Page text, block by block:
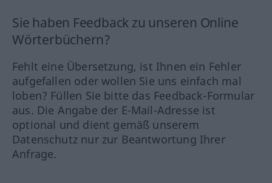
Sie haben Feedback zu unseren Online
Wörterbüchern?
Fehlt eine Übersetzung, ist Ihnen ein Fehler
aufgefallen oder wollen Sie uns einfach mal
loben? Füllen Sie bitte das Feedback-Formular
aus. Die Angabe der E-Mail-Adresse ist
optional und dient gemäß unserem
Datenschutz nur zur Beantwortung Ihrer
Anfrage.